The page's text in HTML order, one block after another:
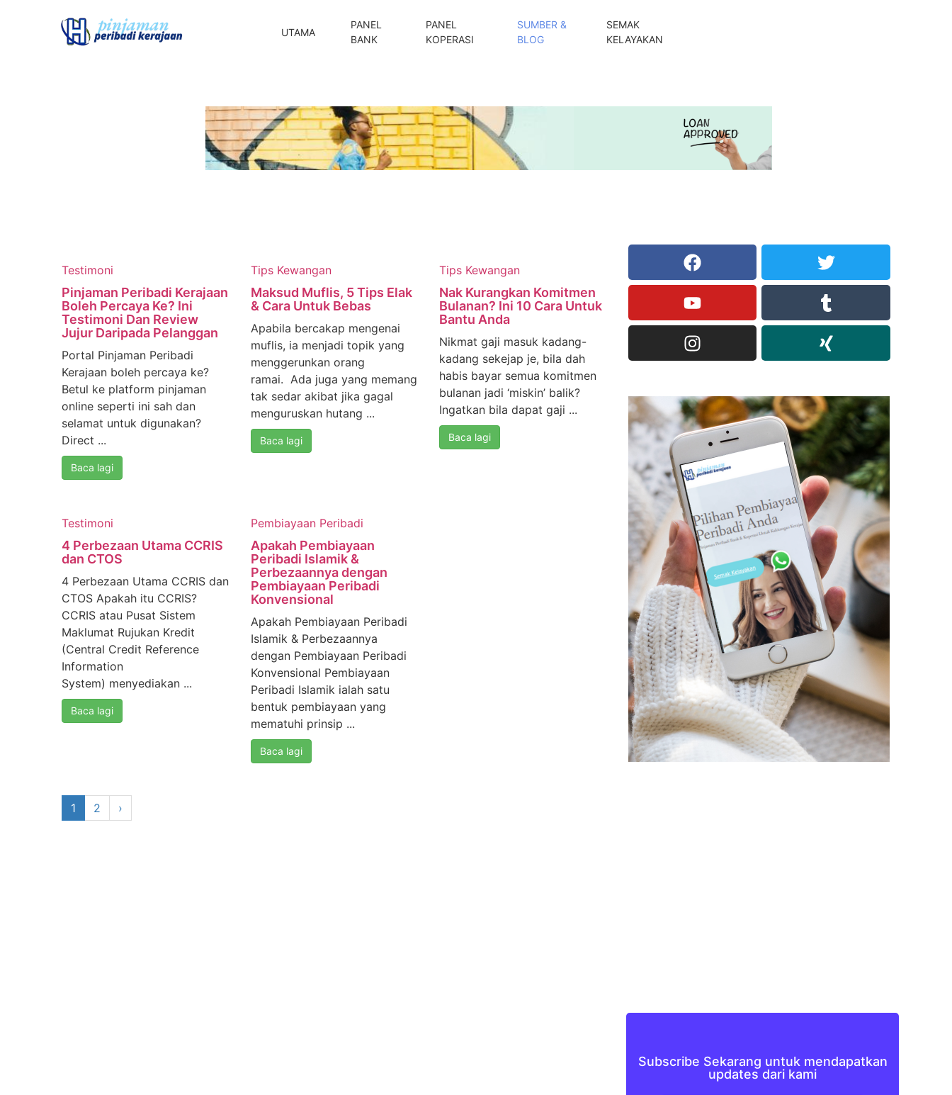
UTAMA
PANEL
BANK
PANEL
KOPERASI
SUMBER &
BLOG
SEMAK
KELAYAKAN
Testimoni
Pinjaman Peribadi Kerajaan
Boleh Percaya Ke? Ini
Testimoni Dan Review
Jujur Daripada Pelanggan
Portal Pinjaman Peribadi
Kerajaan boleh percaya ke?
Betul ke platform pinjaman
online seperti ini sah dan
selamat untuk digunakan?
Direct ...
Baca lagi
Tips Kewangan
Maksud Muflis, 5 Tips Elak
& Cara Untuk Bebas
Apabila bercakap mengenai
muflis, ia menjadi topik yang
menggerunkan orang
ramai. Ada juga yang memang
tak sedar akibat jika gagal
menguruskan hutang ...
Baca lagi
Tips Kewangan
Nak Kurangkan Komitmen
Bulanan? Ini 10 Cara Untuk
Bantu Anda
Nikmat gaji masuk kadang-
kadang sekejap je, bila dah
habis bayar semua komitmen
bulanan jadi ‘miskin’ balik?
Ingatkan bila dapat gaji ...
Baca lagi
Testimoni
4 Perbezaan Utama CCRIS
dan CTOS
4 Perbezaan Utama CCRIS dan
CTOS Apakah itu CCRIS?
CCRIS atau Pusat Sistem
Maklumat Rujukan Kredit
(Central Credit Reference
Information
System) menyediakan ...
Baca lagi
Pembiayaan Peribadi
Apakah Pembiayaan
Peribadi Islamik &
Perbezaannya dengan
Pembiayaan Peribadi
Konvensional
Apakah Pembiayaan Peribadi
Islamik & Perbezaannya
dengan Pembiayaan Peribadi
Konvensional Pembiayaan
Peribadi Islamik ialah satu
bentuk pembiayaan yang
mematuhi prinsip ...
Baca lagi
1 2 ›
Subscribe Sekarang untuk mendapatkan
updates dari kami